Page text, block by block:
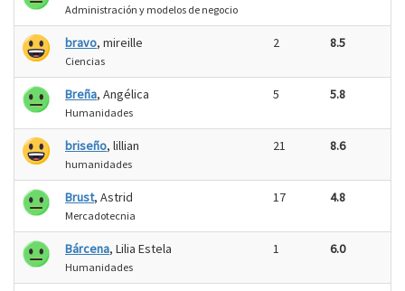
Administración y modelos de negocio
bravo, mireille
Ciencias
2 8.5
Breña, Angélica
Humanidades
5 5.8
briseño, lillian
humanidades
21 8.6
Brust, Astrid
Mercadotecnia
17 4.8
Bárcena, Lilia Estela
Humanidades
1 6.0